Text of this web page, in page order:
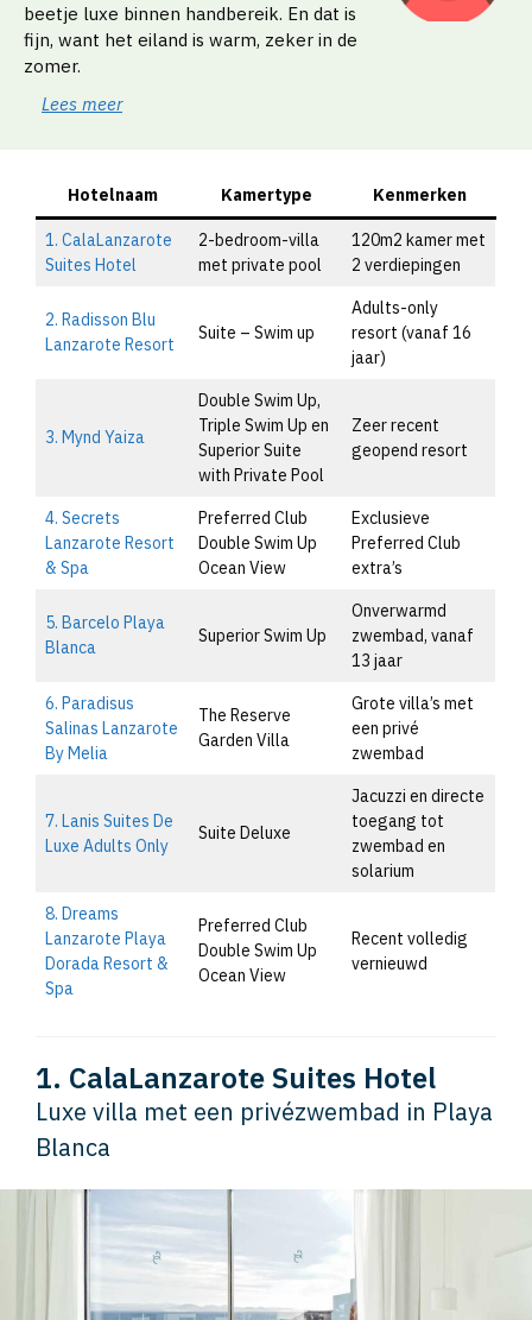
beetje luxe binnen handbereik. En dat is
fijn, want het eiland is warm, zeker in de
zomer.
Lees meer
Hotelnaam Kamertype Kenmerken
1. CalaLanzarote
Suites Hotel
2-bedroom-villa
met private pool
120m2 kamer met
2 verdiepingen
2. Radisson Blu
Lanzarote Resort
Suite – Swim up
Adults-only
resort (vanaf 16
jaar)
3. Mynd Yaiza
Double Swim Up,
Triple Swim Up en
Superior Suite
with Private Pool
Zeer recent
geopend resort
4. Secrets
Lanzarote Resort
& Spa
Preferred Club
Double Swim Up
Ocean View
Exclusieve
Preferred Club
extra’s
5. Barcelo Playa
Blanca
Superior Swim Up
Onverwarmd
zwembad, vanaf
13 jaar
6. Paradisus
Salinas Lanzarote
By Melia
The Reserve
Garden Villa
Grote villa’s met
een privé
zwembad
7. Lanis Suites De
Luxe Adults Only
Suite Deluxe
Jacuzzi en directe
toegang tot
zwembad en
solarium
8. Dreams
Lanzarote Playa
Dorada Resort &
Spa
Preferred Club
Double Swim Up
Ocean View
Recent volledig
vernieuwd
1. CalaLanzarote Suites Hotel
Luxe villa met een privézwembad in Playa
Blanca